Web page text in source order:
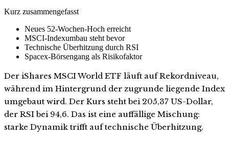
Kurz zusammengefasst
Neues 52-Wochen-Hoch erreicht
MSCI-Indexumbau steht bevor
Technische Überhitzung durch RSI
Spacex-Börsengang als Risikofaktor
Der iShares MSCI World ETF läuft auf Rekordniveau,
während im Hintergrund der zugrunde liegende Index
umgebaut wird. Der Kurs steht bei 205,37 US-Dollar,
der RSI bei 94,6. Das ist eine auffällige Mischung:
starke Dynamik trifft auf technische Überhitzung.